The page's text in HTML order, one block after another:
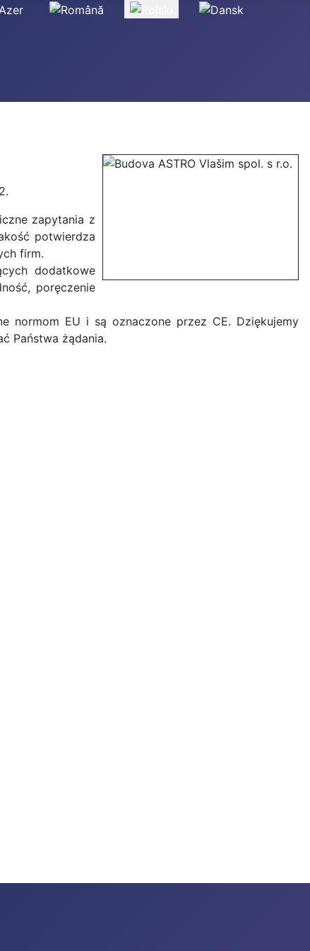
zapytania z
potwierdza
firm.
dodatkowe
poręczenie
normom EU i są oznaczone przez CE. Dziękujemy
Państwa żądania.